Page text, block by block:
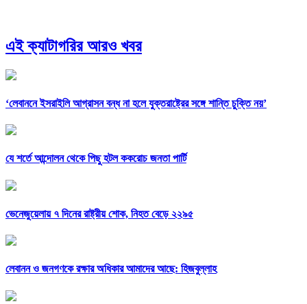
এই ক্যাটাগরির আরও খবর
‘লেবাননে ইসরাইলি আগ্রাসন বন্ধ না হলে যুক্তরাষ্ট্রের সঙ্গে শান্তি চুক্তি নয়’
যে শর্তে আন্দোলন থেকে পিছু হটল ককরোচ জনতা পার্টি
ভেনেজুয়েলায় ৭ দিনের রাষ্ট্রীয় শোক, নিহত বেড়ে ২২৯৫
লেবানন ও জনগণকে রক্ষার অধিকার আমাদের আছে: হিজবুল্লাহ